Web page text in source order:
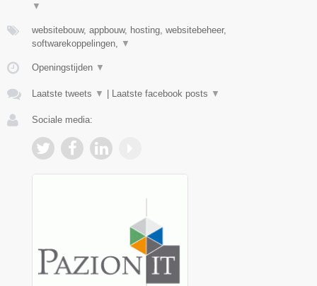
▼
websitebouw, appbouw, hosting, websitebeheer,
softwarekoppelingen,
▼
Openingstijden ▼
Laatste tweets ▼ | Laatste facebook posts ▼
Sociale media: